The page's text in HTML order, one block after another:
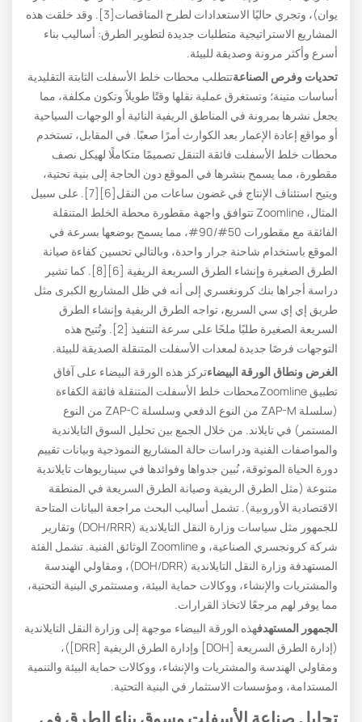
يوان)، وتجري حاليًا الاستعدادات لطرح المناقصات[3]. وقد خلقت هذه
المشاريع الاستراتيجية متطلبات جديدة لتطوير الطرق: أساليب بناء
أسرع وأكثر مرونة وصديقة للبيئة.
تحديات وفرص الصناعةتتطلب محطات خلط الأسفلت الثابتة التقليدية
أساسات متينة؛ وتستغرق عملية نقلها وقتًا طويلاً وتكون مكلفة، مما
يجعل نشرها بمرونة في المناطق الريفية النائية أو الوجهات السياحية
أو مواقع إعادة الإعمار بعد الكوارث أمرًا صعبًا. في المقابل، تستخدم
محطات خلط الأسفلت فائقة التنقل تصميمًا متكاملًا لهيكل نصف
مقطورة، مما يسمح بنشرها في الموقع دون الحاجة إلى بنية تحتية،
ويتيح استئناف الإنتاج في غضون ساعات من النقل[6][7]. على سبيل
المثال، Zoomline تتوافق واجهة مقطورة محطة الخلط المتنقلة
الفائقة مع مقطورات 50#/90#، مما يسمح بوضعها بسرعة في
الموقع باستخدام شاحنة جرار واحدة، وبالتالي تحسين كفاءة صيانة
الطرق الصغيرة وإنشاء الطرق السريعة الريفية [6][8]. كما تشير
دراسة أجراها بنك كرونغسري إلى أنه في ظل المشاريع الكبرى مثل
طريق إي إي سي السريع، تواجه الطرق الريفية وإنشاء الطرق
السريعة الصغيرة طلبًا ملحًا على سرعة التنفيذ [2]. وتُتيح هذه
التوجهات فرصًا جديدة لمعدات الأسفلت المتنقلة الصديقة للبيئة.
الغرض ونطاق الورقة البيضاءتركز هذه الورقة البيضاء على آفاق
تطبيق Zoomlineمحطات خلط الأسفلت المتنقلة فائقة الكفاءة
(سلسلة ZAP-M من النوع الدفعي وسلسلة ZAP-C من النوع
المستمر) في تايلاند. من خلال الجمع بين تحليل السوق التايلاندية
والمواصفات الفنية ودراسات حالة المشاريع النموذجية وبيانات تقييم
دورة الحياة الموثوقة، نُبين جدواها وفوائدها في سيناريوهات تايلاندية
متنوعة (مثل الطرق الريفية وصيانة الطرق السريعة في المنطقة
الاقتصادية الأوروبية). تشمل أساليب البحث مراجعة البيانات المتاحة
للجمهور مثل سياسات وزارة النقل التايلاندية (DOH/RRR) وتقارير
شركة كرونجسري الصناعية، و Zoomline الوثائق الفنية. تشمل الفئة
المستهدفة وزارة النقل التايلاندية (DOH/DRR)، ومقاولي الهندسة
والمشتريات والإنشاء، ووكالات حماية البيئة، ومستثمري البنية التحتية،
مما يوفر لهم مرجعًا لاتخاذ القرارات.
الجمهور المستهدفهذه الورقة البيضاء موجهة إلى وزارة النقل التايلاندية
(إدارة الطرق السريعة [DOH] وإدارة الطرق الريفية [DRR])،
ومقاولي الهندسة والمشتريات والإنشاء، ووكالات حماية البيئة والتنمية
المستدامة، ومؤسسات الاستثمار في البنية التحتية.